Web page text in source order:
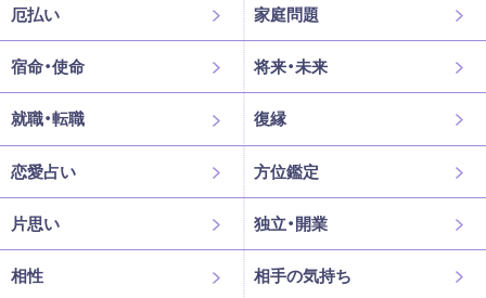
厄払い 家庭問題
宿命・使命 将来・未来
就職・転職 復縁
恋愛占い 方位鑑定
片思い 独立・開業
相性 相手の気持ち